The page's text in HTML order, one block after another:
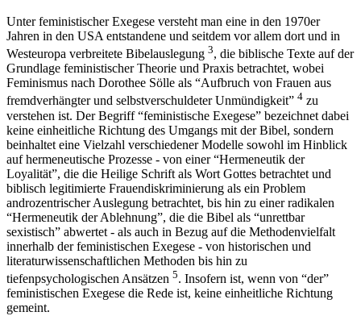
Unter feministischer Exegese versteht man eine in den 1970er
Jahren in den USA entstandene und seitdem vor allem dort und in
Westeuropa verbreitete Bibelauslegung 3, die biblische Texte auf der
Grundlage feministischer Theorie und Praxis betrachtet, wobei
Feminismus nach Dorothee Sölle als “Aufbruch von Frauen aus
fremdverhängter und selbstverschuldeter Unmündigkeit” 4 zu
verstehen ist. Der Begriff “feministische Exegese” bezeichnet dabei
keine einheitliche Richtung des Umgangs mit der Bibel, sondern
beinhaltet eine Vielzahl verschiedener Modelle sowohl im Hinblick
auf hermeneutische Prozesse - von einer “Hermeneutik der
Loyalität”, die die Heilige Schrift als Wort Gottes betrachtet und
biblisch legitimierte Frauendiskriminierung als ein Problem
androzentrischer Auslegung betrachtet, bis hin zu einer radikalen
“Hermeneutik der Ablehnung”, die die Bibel als “unrettbar
sexistisch” abwertet - als auch in Bezug auf die Methodenvielfalt
innerhalb der feministischen Exegese - von historischen und
literaturwissenschaftlichen Methoden bis hin zu
tiefenpsychologischen Ansätzen 5. Insofern ist, wenn von “der”
feministischen Exegese die Rede ist, keine einheitliche Richtung
gemeint.